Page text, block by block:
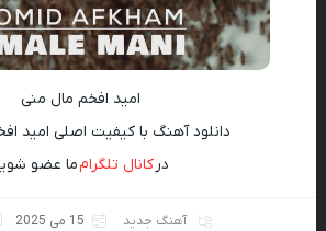
امید افخم مال منی
دانلود آهنگ با کیفیت اصلی امید
درکانال تلگرامما عضو
آهنگ جدید 15 می 2025